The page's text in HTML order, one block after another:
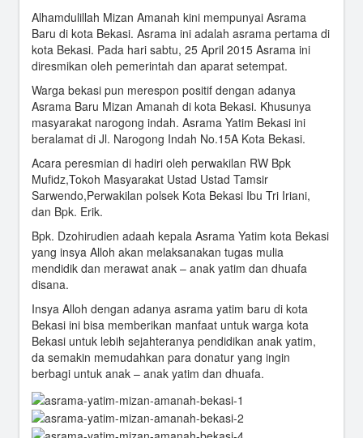
Alhamdulillah Mizan Amanah kini mempunyai Asrama
Baru di kota Bekasi. Asrama ini adalah asrama pertama di
kota Bekasi. Pada hari sabtu, 25 April 2015 Asrama ini
diresmikan oleh pemerintah dan aparat setempat.
Warga bekasi pun merespon positif dengan adanya
Asrama Baru Mizan Amanah di kota Bekasi. Khusunya
masyarakat narogong indah. Asrama Yatim Bekasi ini
beralamat di Jl. Narogong Indah No.15A Kota Bekasi.
Acara peresmian di hadiri oleh perwakilan RW Bpk
Mufidz,Tokoh Masyarakat Ustad Ustad Tamsir
Sarwendo,Perwakilan polsek Kota Bekasi Ibu Tri Iriani,
dan Bpk. Erik.
Bpk. Dzohirudien adaah kepala Asrama Yatim kota Bekasi
yang insya Alloh akan melaksanakan tugas mulia
mendidik dan merawat anak – anak yatim dan dhuafa
disana.
Insya Alloh dengan adanya asrama yatim baru di kota
Bekasi ini bisa memberikan manfaat untuk warga kota
Bekasi untuk lebih sejahteranya pendidikan anak yatim,
da semakin memudahkan para donatur yang ingin
berbagi untuk anak – anak yatim dan dhuafa.